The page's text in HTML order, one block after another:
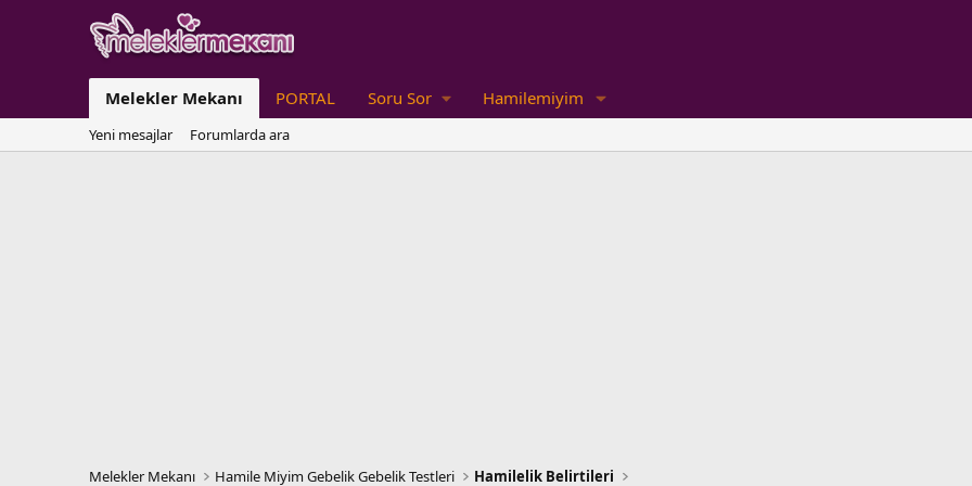
Melekler Mekanı PORTAL Soru Sor Hamilemiyim
Yeni mesajlar Forumlarda ara
Melekler Mekanı Hamile Miyim Gebelik Gebelik Testleri Hamilelik Belirtileri